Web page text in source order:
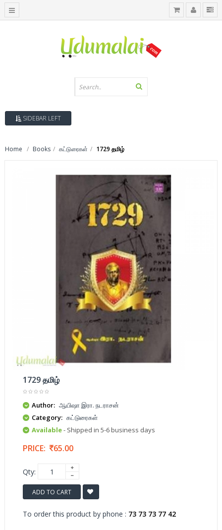
SIDEBAR LEFT
Home Books கட்டுரைகள் 1729 தமிழ்
1729 தமிழ்
Author: ஆயிஷா இரா. நடராசன்
Category: கட்டுரைகள்
Available- Shipped in 5-6 business days
PRICE: 65.00
Qty:
ADD TO CART
To order this product by phone : 73 73 73 77 42